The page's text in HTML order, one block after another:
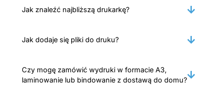
Jak znaleźć najbliższą drukarkę?
Jak dodaje się pliki do druku?
Czy mogę zamówić wydruki w formacie A3,
laminowanie lub bindowanie z dostawą do domu?